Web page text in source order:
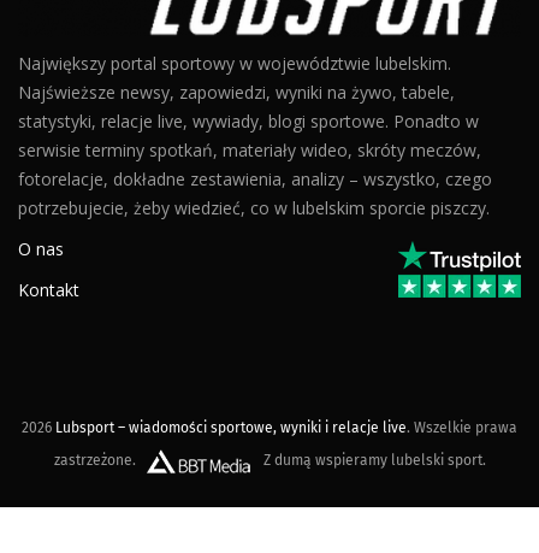
Największy portal sportowy w województwie lubelskim.
Najświeższe newsy, zapowiedzi, wyniki na żywo, tabele,
statystyki, relacje live, wywiady, blogi sportowe. Ponadto w
serwisie terminy spotkań, materiały wideo, skróty meczów,
fotorelacje, dokładne zestawienia, analizy – wszystko, czego
potrzebujecie, żeby wiedzieć, co w lubelskim sporcie piszczy.
O nas
Kontakt
2026 Lubsport – wiadomości sportowe, wyniki i relacje live. Wszelkie prawa
zastrzeżone.
Z dumą wspieramy lubelski sport.